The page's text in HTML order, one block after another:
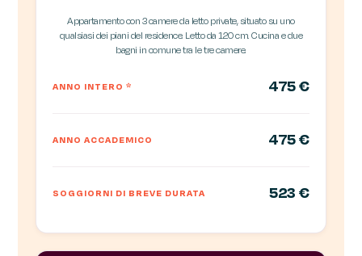
Appartamento con 3 camere da letto private, situato su uno
qualsiasi dei piani del residence. Letto da 120 cm. Cucina e due
bagni in comune tra le tre camere.
ANNO INTERO* 475 €
ANNO ACCADEMICO 475 €
SOGGIORNI DI BREVE DURATA 523 €